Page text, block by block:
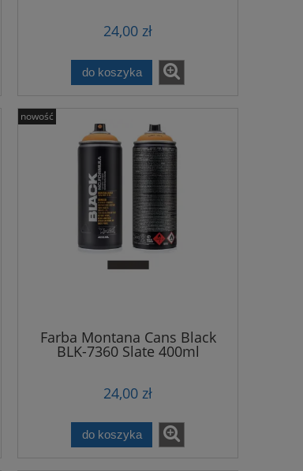
24,00 zł
do koszyka
Farba Montana Cans Black
BLK-7360 Slate 400ml
24,00 zł
do koszyka
nowość